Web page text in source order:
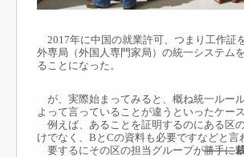
2017年に中国の就業許可、つまり工作証
外専局（外国人専門家局）の統一システム
ることになった。
が、実際始まってみると、概ね統一ルー
よって言っていることが違うといったケー
例えば、あることを証明するのにある区
けでなく、BとCの資料も必要ですなどと言
要するにその区の担当グループが勝手に